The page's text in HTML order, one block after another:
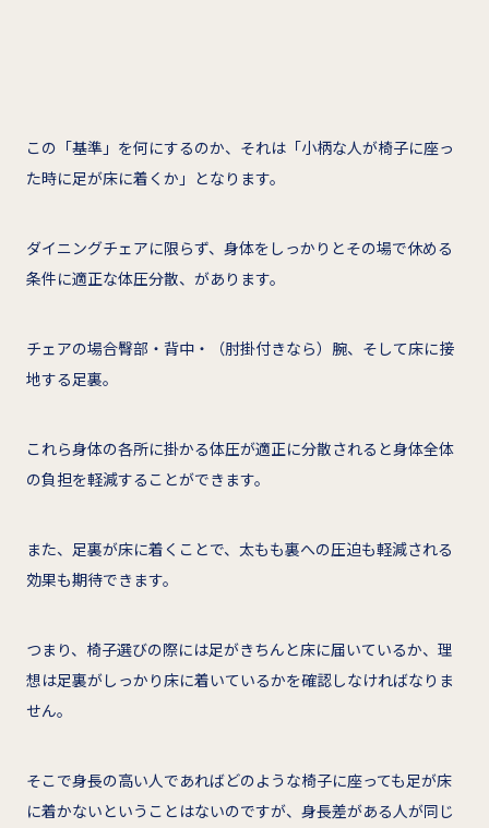
この「基準」を何にするのか、それは「小柄な人が椅子に座っ
た時に足が床に着くか」となります。
ダイニングチェアに限らず、身体をしっかりとその場で休める
条件に適正な体圧分散、があります。
チェアの場合臀部・背中・（肘掛付きなら）腕、そして床に接
地する足裏。
これら身体の各所に掛かる体圧が適正に分散されると身体全体
の負担を軽減することができます。
また、足裏が床に着くことで、太もも裏への圧迫も軽減される
効果も期待できます。
つまり、椅子選びの際には足がきちんと床に届いているか、理
想は足裏がしっかり床に着いているかを確認しなければなりま
せん。
そこで身長の高い人であればどのような椅子に座っても足が床
に着かないということはないのですが、身長差がある人が同じ